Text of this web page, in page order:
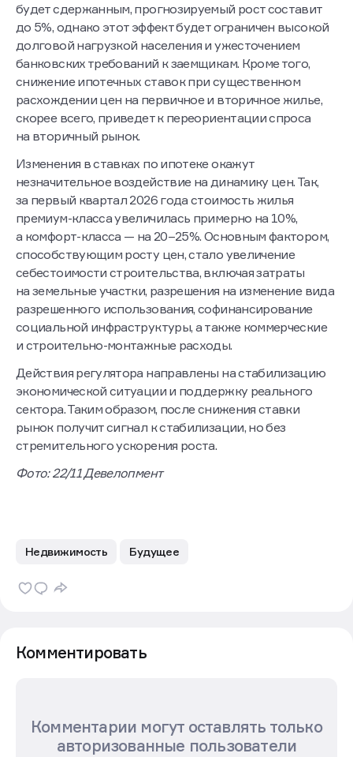
будет сдержанным, прогнозируемый рост составит
до 5%, однако этот эффект будет ограничен высокой
долговой нагрузкой населения и ужесточением
банковских требований к заемщикам. Кроме того,
снижение ипотечных ставок при существенном
расхождении цен на первичное и вторичное жилье,
скорее всего, приведет к переориентации спроса
на вторичный рынок.
Изменения в ставках по ипотеке окажут
незначительное воздействие на динамику цен. Так,
за первый квартал 2026 года стоимость жилья
премиум-класса увеличилась примерно на 10%,
а комфорт-класса — на 20–25%. Основным фактором,
способствующим росту цен, стало увеличение
себестоимости строительства, включая затраты
на земельные участки, разрешения на изменение вида
разрешенного использования, софинансирование
социальной инфраструктуры, а также коммерческие
и строительно-монтажные расходы.
Действия регулятора направлены на стабилизацию
экономической ситуации и поддержку реального
сектора. Таким образом, после снижения ставки
рынок получит сигнал к стабилизации, но без
стремительного ускорения роста.
Фото: 22/11 Девелопмент
Недвижимость Будущее
Комментировать
Комментарии могут оставлять только
авторизованные пользователи